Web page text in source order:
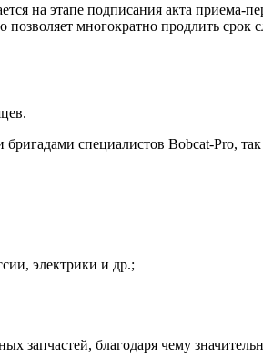
на этапе подписания акта приема-
позволяет многократно продлить
специалистов Bobcat-Pro,
электрики и др.;
запчастей, благодаря чему